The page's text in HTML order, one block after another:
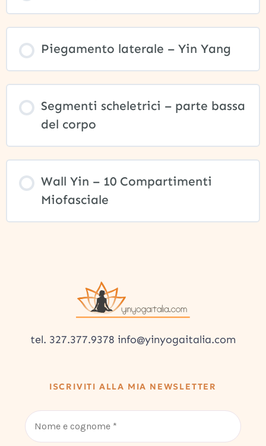
Piegamento laterale – Yin Yang
Segmenti scheletrici – parte bassa
del corpo
Wall Yin – 10 Compartimenti
Miofasciale
tel. 327.377.9378 info@yinyogaitalia.com
ISCRIVITI ALLA MIA NEWSLETTER